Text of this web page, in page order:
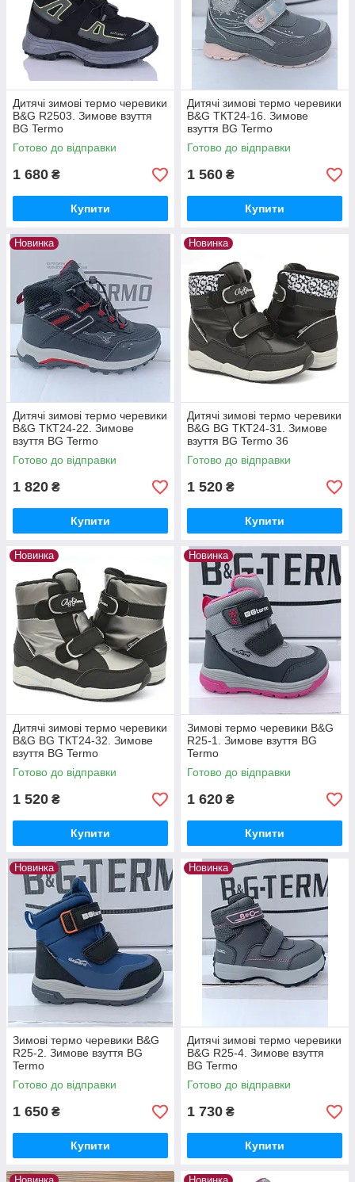
Дитячі зимові термо черевики
B&G R2503. Зимове взуття
BG Termo
Готово до відправки
1 680 ₴
Купити
Дитячі зимові термо черевики
B&G ТКТ24-16. Зимове
взуття BG Termo
Готово до відправки
1 560 ₴
Купити
Новинка
Дитячі зимові термо черевики
B&G ТКТ24-22. Зимове
взуття BG Termo
Готово до відправки
1 820 ₴
Купити
Новинка
Дитячі зимові термо черевики
B&G BG ТКТ24-31. Зимове
взуття BG Termo 36
Готово до відправки
1 520 ₴
Купити
Новинка
Дитячі зимові термо черевики
B&G BG ТКТ24-32. Зимове
взуття BG Termo
Готово до відправки
1 520 ₴
Купити
Новинка
Зимові термо черевики B&G
R25-1. Зимове взуття BG
Termo
Готово до відправки
1 620 ₴
Купити
Новинка
Зимові термо черевики B&G
R25-2. Зимове взуття BG
Termo
Готово до відправки
1 650 ₴
Купити
Новинка
Дитячі зимові термо черевики
B&G R25-4. Зимове взуття
BG Termo
Готово до відправки
1 730 ₴
Купити